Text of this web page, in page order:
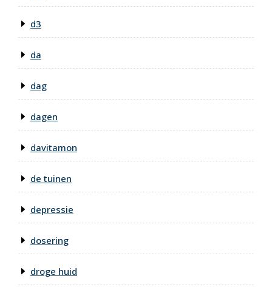
d3
da
dag
dagen
davitamon
de tuinen
depressie
dosering
droge huid